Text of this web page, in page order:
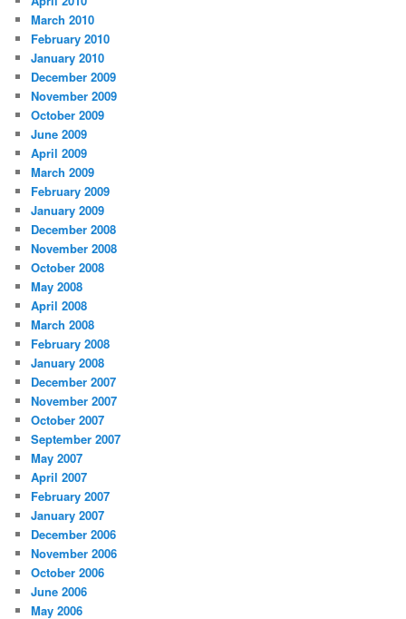
March 2010
February 2010
January 2010
December 2009
November 2009
October 2009
June 2009
April 2009
March 2009
February 2009
January 2009
December 2008
November 2008
October 2008
May 2008
April 2008
March 2008
February 2008
January 2008
December 2007
November 2007
October 2007
September 2007
May 2007
April 2007
February 2007
January 2007
December 2006
November 2006
October 2006
June 2006
May 2006